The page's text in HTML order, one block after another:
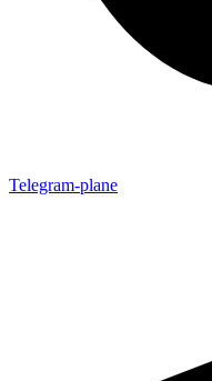
Telegram-plane